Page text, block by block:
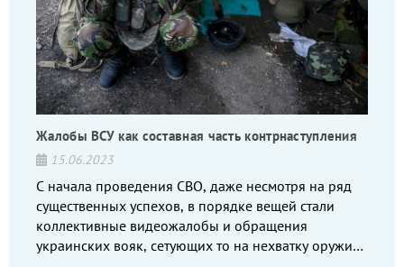
Жалобы ВСУ как составная часть контрнаступления
15.06.2023
С начала проведения СВО, даже несмотря на ряд
существенных успехов, в порядке вещей стали
коллективные видеожалобы и обращения
украинских вояк, сетующих то на нехватку оружия,